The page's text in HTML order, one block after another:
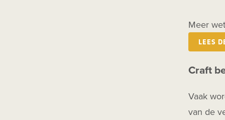
Meer
LEES
Craft
Vaak
van de